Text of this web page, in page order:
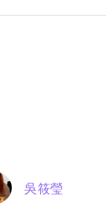
吳筱瑩